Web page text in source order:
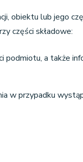
obiektu lub jego
części składowe:
podmiotu, a także
w przypadku